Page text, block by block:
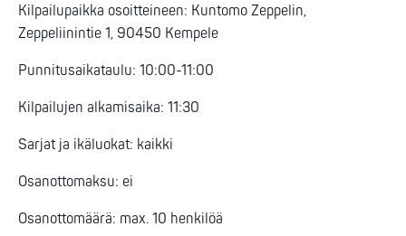
Kilpailupaikka osoitteineen: Kuntomo Zeppelin,
Zeppeliinintie 1, 90450 Kempele
Punnitusaikataulu: 10:00-11:00
Kilpailujen alkamisaika: 11:30
Sarjat ja ikäluokat: kaikki
Osanottomaksu: ei
Osanottomäärä: max. 10 henkilöä